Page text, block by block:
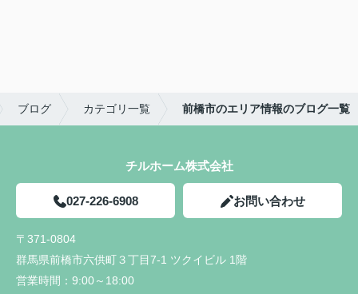
ブログ カテゴリ一覧 前橋市のエリア情報のブログ一覧
チルホーム株式会社
027-226-6908 お問い合わせ
〒371-0804
群馬県前橋市六供町３丁目7-1 ツクイビル 1階
営業時間： 9:00～18:00